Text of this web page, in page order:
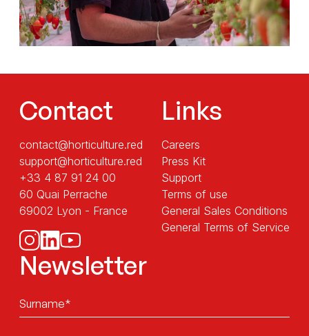
Contact
contact@horticulture.red
support@horticulture.red
+33 4 87 91 24 00
60 Quai Perrache
69002 Lyon - France
Links
Careers
Press Kit
Support
Terms of use
General Sales Conditions
General Terms of Service
Newsletter
Sans
titre